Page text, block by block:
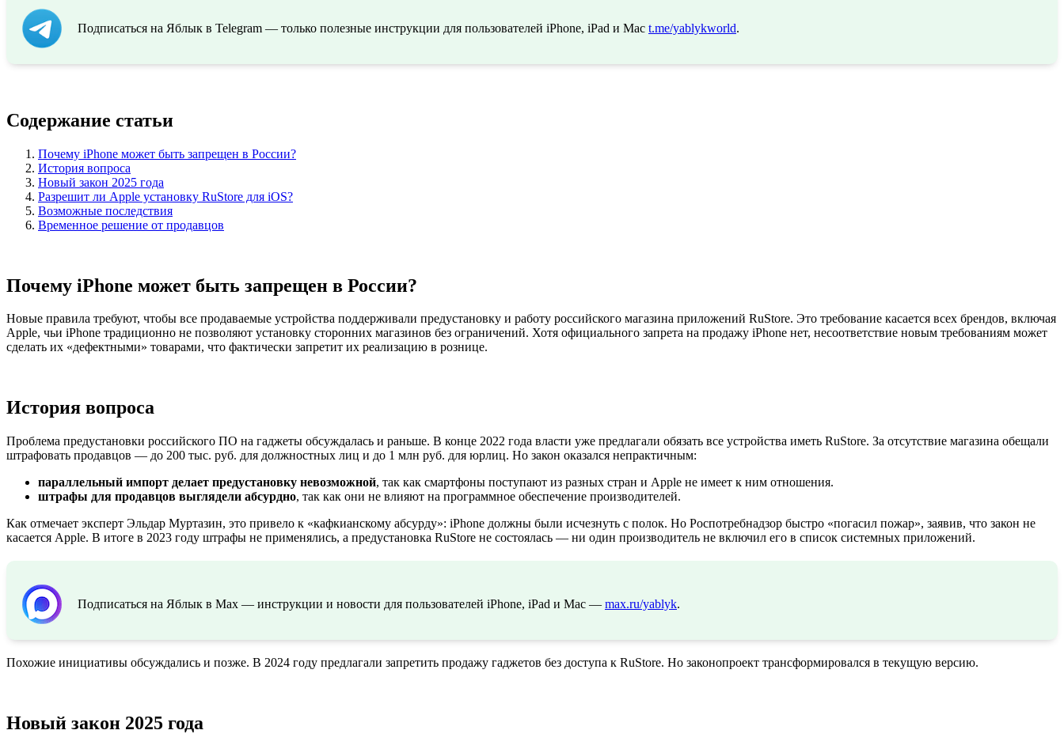
Подписаться на Яблык в Telegram — только полезные инструкции для пользователей iPhone, iPad и Mac t.me/yablykworld.
Содержание статьи
Почему iPhone может быть запрещен в России?
История вопроса
Новый закон 2025 года
Разрешит ли Apple установку RuStore для iOS?
Возможные последствия
Временное решение от продавцов
Почему iPhone может быть запрещен в России?
Новые правила требуют, чтобы все продаваемые устройства поддерживали предустановку и работу российского магазина приложений RuStore. Это требование касается всех брендов, включая
Apple, чьи iPhone традиционно не позволяют установку сторонних магазинов без ограничений. Хотя официального запрета на продажу iPhone нет, несоответствие новым требованиям может
сделать их «дефектными» товарами, что фактически запретит их реализацию в рознице.
История вопроса
Проблема предустановки российского ПО на гаджеты обсуждалась и раньше. В конце 2022 года власти уже предлагали обязать все устройства иметь RuStore. За отсутствие магазина обещали
штрафовать продавцов — до 200 тыс. руб. для должностных лиц и до 1 млн руб. для юрлиц. Но закон оказался непрактичным:
параллельный импорт делает предустановку невозможной, так как смартфоны поступают из разных стран и Apple не имеет к ним отношения.
штрафы для продавцов выглядели абсурдно, так как они не влияют на программное обеспечение производителей.
Как отмечает эксперт Эльдар Муртазин, это привело к «кафкианскому абсурду»: iPhone должны были исчезнуть с полок. Но Роспотребнадзор быстро «погасил пожар», заявив, что закон не
касается Apple. В итоге в 2023 году штрафы не применялись, а предустановка RuStore не состоялась — ни один производитель не включил его в список системных приложений.
Подписаться на Яблык в Max — инструкции и новости для пользователей iPhone, iPad и Mac — max.ru/yablyk.
Похожие инициативы обсуждались и позже. В 2024 году предлагали запретить продажу гаджетов без доступа к RuStore. Но законопроект трансформировался в текущую версию.
Новый закон 2025 года